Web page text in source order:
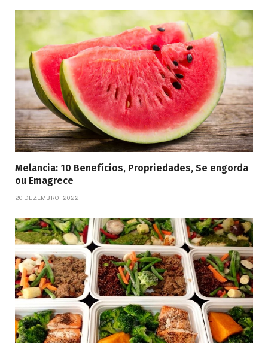
Melancia: 10 Benefícios, Propriedades, Se engorda
ou Emagrece
20 DEZEMBRO, 2022